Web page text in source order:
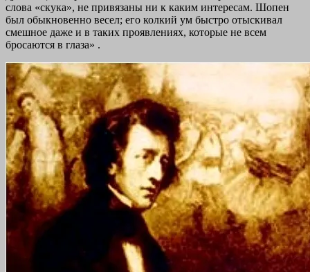
слова «скука», не привязаны ни к каким интересам. Шопен
был обыкновенно весел; его колкий ум быстро отыскивал
смешное даже и в таких проявлениях, которые не всем
бросаются в глаза» .